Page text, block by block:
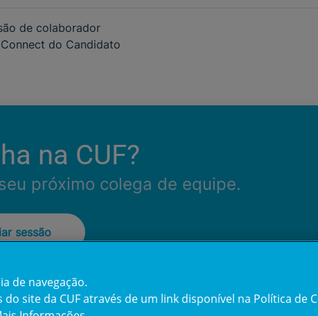
de colaborador
do Candidato
na CUF?
próximo colega de equipe.
sessão
de navegação.
site da CUF através de um link disponível na Política de